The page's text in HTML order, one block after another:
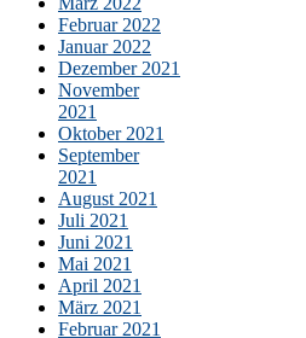
Februar 2022
Januar 2022
Dezember 2021
November
2021
Oktober 2021
September
2021
August 2021
Juli 2021
Juni 2021
Mai 2021
April 2021
März 2021
Februar 2021